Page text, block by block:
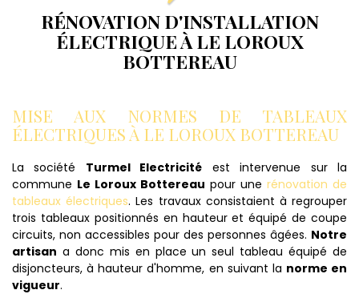
RÉNOVATION D'INSTALLATION
ÉLECTRIQUE À LE LOROUX
BOTTEREAU
MISE AUX NORMES DE TABLEAUX
ÉLECTRIQUES À LE LOROUX BOTTEREAU
La société Turmel Electricité est intervenue sur la
commune Le Loroux Bottereau pour une rénovation de
tableaux électriques. Les travaux consistaient à regrouper
trois tableaux positionnés en hauteur et équipé de coupe
circuits, non accessibles pour des personnes âgées. Notre
artisan a donc mis en place un seul tableau équipé de
disjoncteurs, à hauteur d'homme, en suivant la norme en
vigueur.